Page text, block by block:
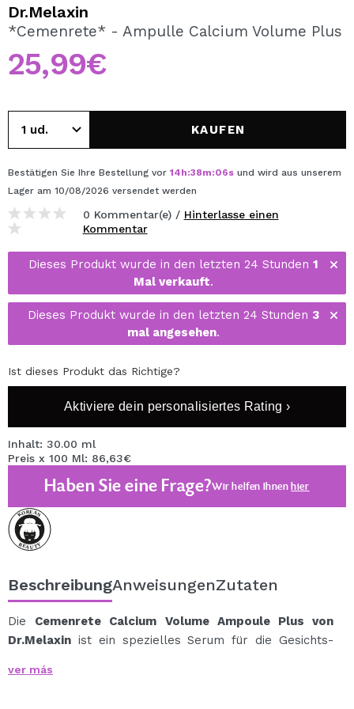
REGISTRIEREN
Durch die Erstellung eines Kontos bei Maquillalia.de
können Sie Ihre Einkäufe schnell tätigen, den Status Ihrer
Dr.Melaxin
*Cemenrete* - Ampulle Calcium Volume Plus
25,99€
KAUFEN
Bestätigen Sie Ihre Bestellung vor 14h:38m:06s und wird aus unserem
Lager am 10/08/2026 versendet werden
0 Kommentar(e) / Hinterlasse einen
Kommentar
Dieses Produkt wurde in den letzten 24 Stunden 1
Mal verkauft.
Dieses Produkt wurde in den letzten 24 Stunden 3
mal angesehen.
Ist dieses Produkt das Richtige?
Aktiviere dein personalisiertes Rating ›
Inhalt: 30.00 ml
Preis x 100 Ml: 86,63€
Haben Sie eine Frage?Wir helfen Ihnenhier
BeschreibungAnweisungenZutaten
Die Cemenrete Calcium Volume Ampoule Plus von
Dr.Melaxin ist ein spezielles Serum für die Gesichts-
Dichteverlust wirkt und einen innovativen Ansatz bietet,
ver más